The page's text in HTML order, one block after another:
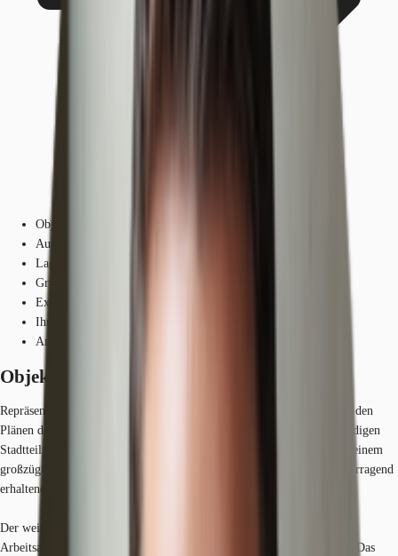
Objekt
Ausstattung
Lage und Verkehrsanbindung
Grundrisse
Exposé herunterladen
Ihr Kontakt
Anfrage senden
Objekt
Repräsentatives Bestandsgebäude aus den Jahren 1890-91, wurde nach den
Plänen des renommierten Architekten Hermann Blankenstein im lebendigen
Stadtteil Kreuzberg errichtet. Das denkmalgeschützte Objekt liegt auf einem
großzügigen 4.051 Quadratmeter Grundstück und besticht durch hervorragend
erhaltene Bausubstanz mit vielseitigen Nutzungsmöglichkeiten.
Der weitläufige Hofbereich von 1.592 m² schafft eine angenehme
Arbeitsatmosphäre und eröffnet zusätzliche Gestaltungsmöglichkeiten. Das